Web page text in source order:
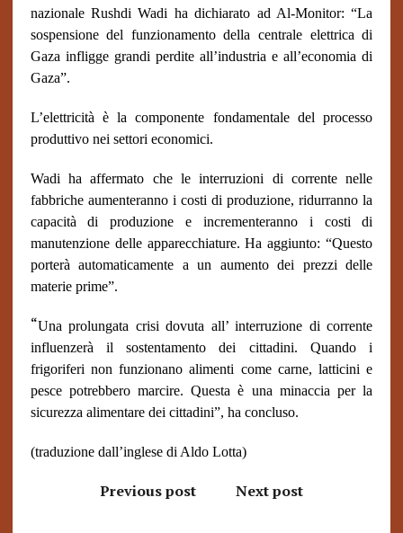
nazionale Rushdi Wadi ha dichiarato ad Al-Monitor: “La
sospensione del funzionamento della centrale elettrica di
Gaza infligge grandi perdite all’industria e all’economia di
Gaza”.
L’elettricità è la componente fondamentale del processo
produttivo nei settori economici.
Wadi ha affermato che le interruzioni di corrente nelle
fabbriche aumenteranno i costi di produzione, ridurranno la
capacità di produzione e incrementeranno i costi di
manutenzione delle apparecchiature. Ha aggiunto: “Questo
porterà automaticamente a un aumento dei prezzi delle
materie prime”.
“Una prolungata crisi dovuta all’ interruzione di corrente
influenzerà il sostentamento dei cittadini. Quando i
frigoriferi non funzionano alimenti come carne, latticini e
pesce potrebbero marcire. Questa è una minaccia per la
sicurezza alimentare dei cittadini”, ha concluso.
(traduzione dall’inglese di Aldo Lotta)
Previous post Next post